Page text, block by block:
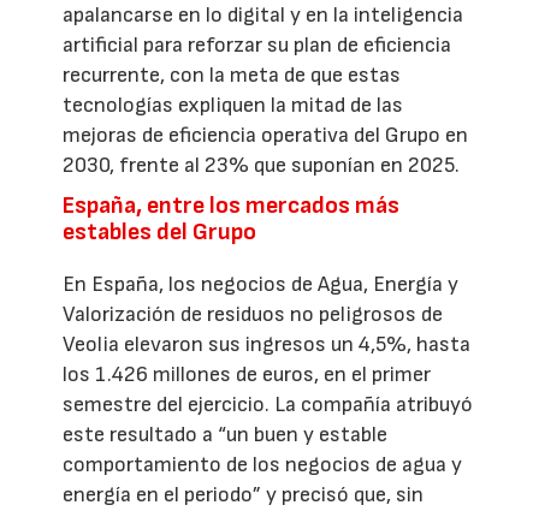
apalancarse en lo digital y en la inteligencia
artificial para reforzar su plan de eficiencia
recurrente, con la meta de que estas
tecnologías expliquen la mitad de las
mejoras de eficiencia operativa del Grupo en
2030, frente al 23% que suponían en 2025.
España, entre los mercados más
estables del Grupo
En España, los negocios de Agua, Energía y
Valorización de residuos no peligrosos de
Veolia elevaron sus ingresos un 4,5%, hasta
los 1.426 millones de euros, en el primer
semestre del ejercicio. La compañía atribuyó
este resultado a “un buen y estable
comportamiento de los negocios de agua y
energía en el periodo” y precisó que, sin